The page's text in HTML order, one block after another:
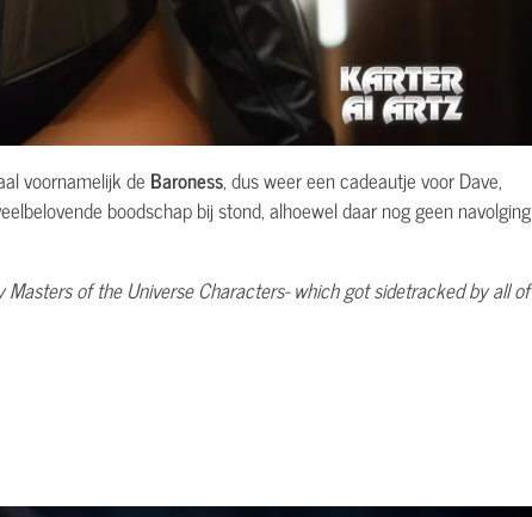
voornamelijk de Baroness, dus weer een cadeautje voor Dave,
boodschap bij stond, alhoewel daar nog geen navolging
of the Universe Characters- which got sidetracked by all of